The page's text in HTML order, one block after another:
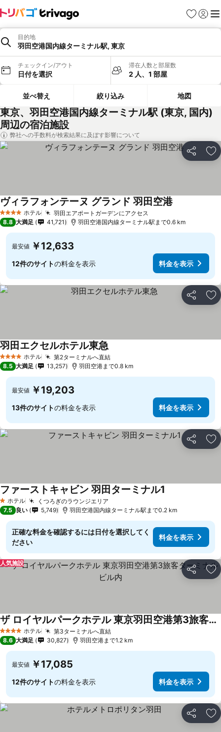
お気に入り
ログイ
メ
目的地
羽田空港国内線ターミナル駅, 東京
チェックイン/アウト
日付を選択
滞在人数と部屋数
2 人、1 部屋
並べ替え 絞り込み 地図
東京、羽田空港国内線ターミナル駅 (東京, 国内)
周辺の宿泊施設
弊社への手数料が検索結果に及ぼす影響について
シェア お
4 ホテルのランク
ホテル 羽田エアポートガーデンにアクセス
ヴィラフォンテーヌ グランド 羽田空港
8.8 大満足 41,721 羽田空港国内線ターミナル駅まで0.6 km
最安値 ￥12,633
12件のサイトの料金を表示 料金を表示
シェア お
4 ホテルのランク
ホテル 第2ターミナルへ直結
羽田エクセルホテル東急
8.5 大満足 13,257 羽田空港まで0.8 km
最安値 ￥19,203
13件のサイトの料金を表示 料金を表示
シェア お
1 ホテルのランク
ホテル くつろぎのラウンジエリア
ファーストキャビン 羽田ターミナル1
7.5 良い 5,749 羽田空港国内線ターミナル駅まで0.2 km
正確な料金を確認するには日付を選択してく
ださい
料金を表示
シェア お
人気施設
4 ホテルのランク
ホテル 第3ターミナルへ直結
ザ ロイヤルパークホテル 東京羽田空港第3旅客ターミナルビル内
8.6 大満足 30,827 羽田空港まで1.2 km
最安値 ￥17,085
12件のサイトの料金を表示 料金を表示
シェア お